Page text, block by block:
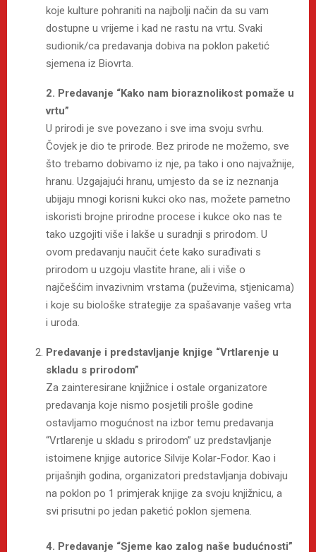
koje kulture pohraniti na najbolji način da su vam
dostupne u vrijeme i kad ne rastu na vrtu. Svaki
sudionik/ca predavanja dobiva na poklon paketić
sjemena iz Biovrta.
2. Predavanje “Kako nam bioraznolikost pomaže u
vrtu”
U prirodi je sve povezano i sve ima svoju svrhu.
Čovjek je dio te prirode. Bez prirode ne možemo, sve
što trebamo dobivamo iz nje, pa tako i ono najvažnije,
hranu. Uzgajajući hranu, umjesto da se iz neznanja
ubijaju mnogi korisni kukci oko nas, možete pametno
iskoristi brojne prirodne procese i kukce oko nas te
tako uzgojiti više i lakše u suradnji s prirodom. U
ovom predavanju naučit ćete kako surađivati s
prirodom u uzgoju vlastite hrane, ali i više o
najčešćim invazivnim vrstama (puževima, stjenicama)
i koje su biološke strategije za spašavanje vašeg vrta
i uroda.
Predavanje i predstavljanje knjige “Vrtlarenje u
skladu s prirodom”
Za zainteresirane knjižnice i ostale organizatore
predavanja koje nismo posjetili prošle godine
ostavljamo mogućnost na izbor temu predavanja
“Vrtlarenje u skladu s prirodom” uz predstavljanje
istoimene knjige autorice Silvije Kolar-Fodor. Kao i
prijašnjih godina, organizatori predstavljanja dobivaju
na poklon po 1 primjerak knjige za svoju knjižnicu, a
svi prisutni po jedan paketić poklon sjemena.
4. Predavanje “Sjeme kao zalog naše budućnosti”